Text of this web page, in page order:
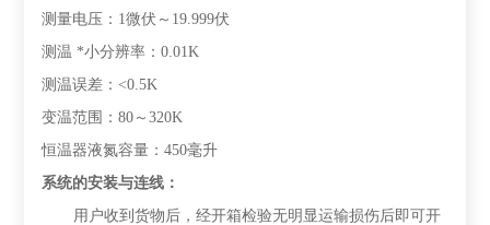
测量电压： 1微伏～ 19.999伏
测温 *小分辨率：0.01K
测温误差： <0.5K
变温范围：80 ～320K
恒温器液氮容量：450毫升
系统的安装与连线 ：
用户收到货物后，经开箱检验无明显运输损伤后即可开